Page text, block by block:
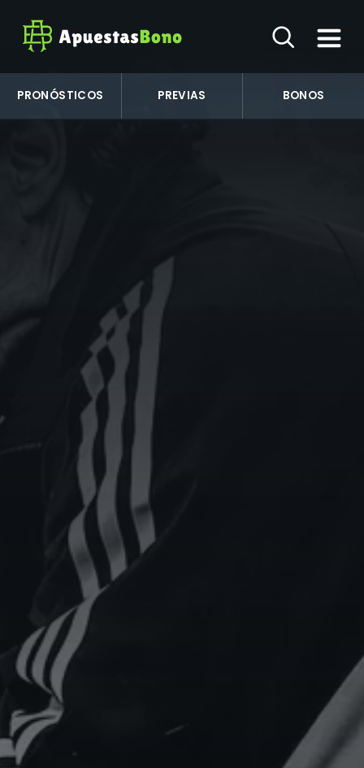
PRONÓSTICOS PREVIAS BONOS